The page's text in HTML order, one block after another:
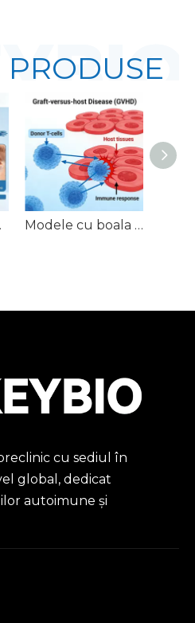
PRODUSE
Modele cu boala grefa-versus-gazdă (GVHD).
cu sediul în
global, dedicat
autoimune și